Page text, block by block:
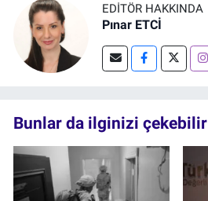
EDITÖR HAKKINDA
Pınar ETCİ
Bunlar da ilginizi çekebilir